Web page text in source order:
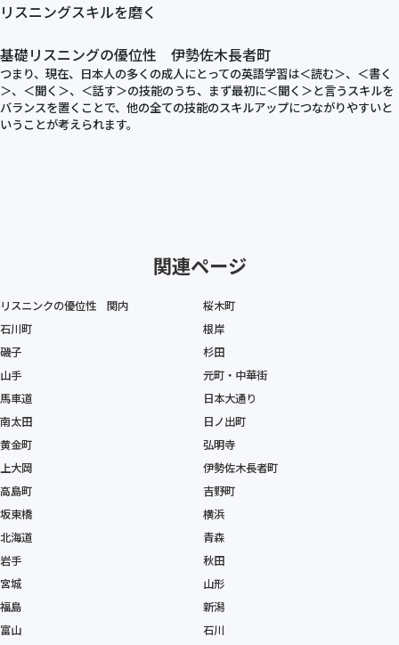
リスニングスキルを磨く
基礎リスニングの優位性 伊勢佐木長者町
つまり、現在、日本人の多くの成人にとっての英語学習は＜読む＞、＜書く
＞、＜聞く＞、＜話す＞の技能のうち、まず最初に＜聞く＞と言うスキルを
バランスを置くことで、他の全ての技能のスキルアップにつながりやすいと
いうことが考えられます。
関連ページ
リスニンクの優位性 関内
桜木町
石川町
根岸
磯子
杉田
山手
元町・中華街
馬車道
日本大通り
南太田
日ノ出町
黄金町
弘明寺
上大岡
伊勢佐木長者町
高島町
吉野町
坂東橋
横浜
北海道
青森
岩手
秋田
宮城
山形
福島
新潟
富山
石川